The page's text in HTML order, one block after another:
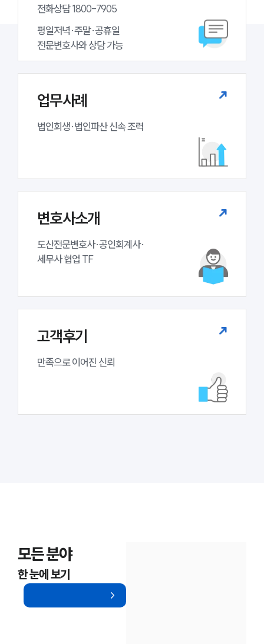
업무사례
주요 업무사례
사례분석/최신동향
법률정보
법률지식인
업무분야
법인회생파산전문변호사
언론보도
뉴스레터/브로슈어
대륜법률상담예약
전화상담 1800-7905
평일저녁·주말·공휴일
전문변호사와 상담 가능
업무사례
법인회생·법인파산 신속 조력
변호사소개
도산전문변호사·공인회계사·
세무사 협업 TF
고객후기
만족으로 이어진 신뢰
모든 분야
한 눈에 보기